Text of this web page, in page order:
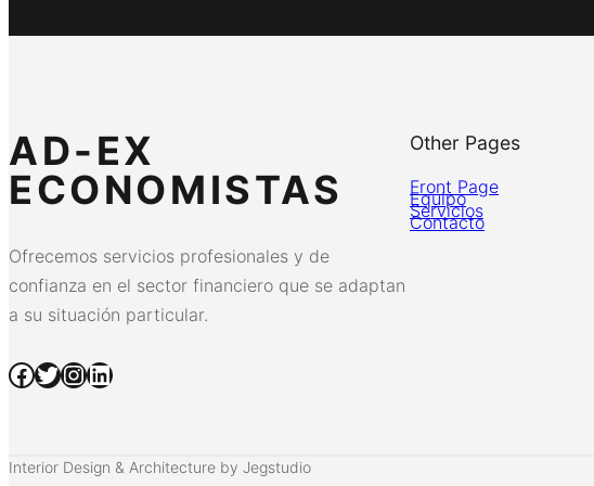
AD-EX
ECONOMISTAS
Ofrecemos servicios profesionales y de
confianza en el sector financiero que se adaptan
a su situación particular.
Facebook Twitter InstagramLinkedIn
Other Pages
Front Page
Equipo
Servicios
Contacto
Interior Design & Architecture by Jegstudio